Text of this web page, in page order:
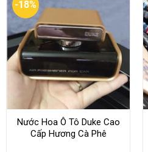
-18%
Nước Hoa Ô Tô Duke Cao
Cấp Hương Cà Phê